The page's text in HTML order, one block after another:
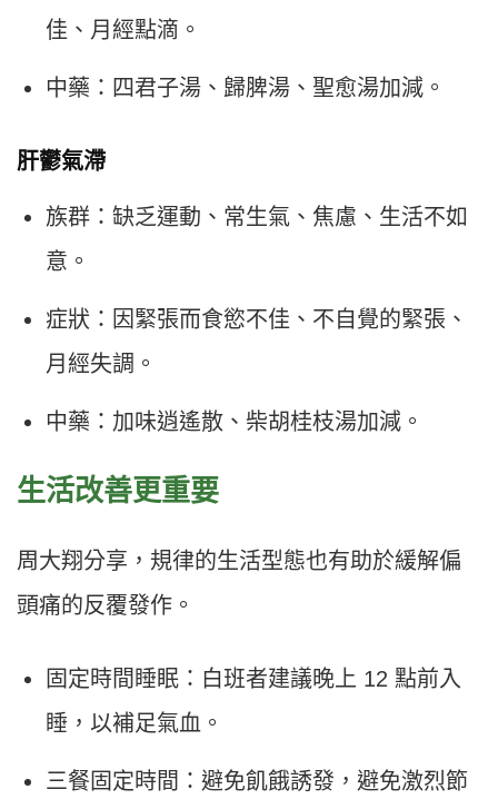
佳、月經點滴。
中藥：四君子湯、歸脾湯、聖愈湯加減。
肝鬱氣滯
族群：缺乏運動、常生氣、焦慮、生活不如
意。
症狀：因緊張而食慾不佳、不自覺的緊張、
月經失調。
中藥：加味逍遙散、柴胡桂枝湯加減。
生活改善更重要
周大翔分享，規律的生活型態也有助於緩解偏
頭痛的反覆發作。
固定時間睡眠：白班者建議晚上 12 點前入
睡，以補足氣血。
三餐固定時間：避免飢餓誘發，避免激烈節